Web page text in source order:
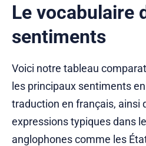
Le vocabulaire
sentiments
Voici notre tableau
les principaux sentiments
traduction en français, ainsi
expressions typiques dans
anglophones comme les